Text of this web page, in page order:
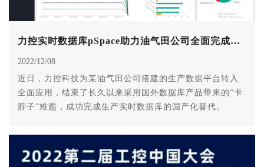
力控实时数据库pSpace助力油气田公司全面完成国产化替代
2022/12/08
近日，力控科技为某油气田公司搭建的生产数据平台转入
全面应用，结束了长久以来采用国外数据库产品带来的“卡
脖子”难题，成功完成生产实时数据库的国产化替代。